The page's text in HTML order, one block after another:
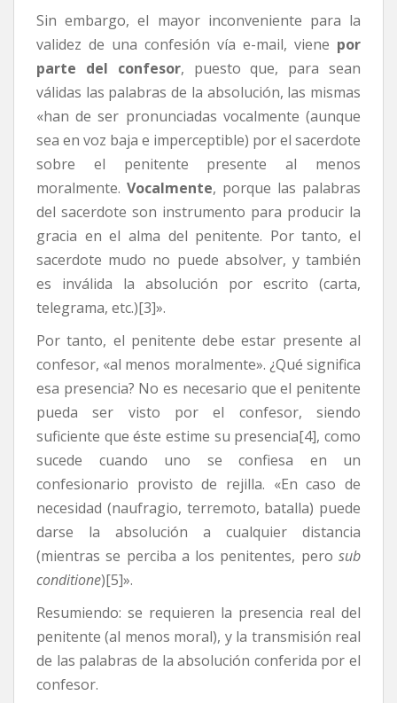
Sin embargo, el mayor inconveniente para la
validez de una confesión vía e-mail, viene por
parte del confesor, puesto que, para sean
válidas las palabras de la absolución, las mismas
«han de ser pronunciadas vocalmente (aunque
sea en voz baja e imperceptible) por el sacerdote
sobre el penitente presente al menos
moralmente. Vocalmente, porque las palabras
del sacerdote son instrumento para producir la
gracia en el alma del penitente. Por tanto, el
sacerdote mudo no puede absolver, y también
es inválida la absolución por escrito (carta,
telegrama, etc.)[3]».
Por tanto, el penitente debe estar presente al
confesor, «al menos moralmente». ¿Qué significa
esa presencia? No es necesario que el penitente
pueda ser visto por el confesor, siendo
suficiente que éste estime su presencia[4], como
sucede cuando uno se confiesa en un
confesionario provisto de rejilla. «En caso de
necesidad (naufragio, terremoto, batalla) puede
darse la absolución a cualquier distancia
(mientras se perciba a los penitentes, pero sub
conditione)[5]».
Resumiendo: se requieren la presencia real del
penitente (al menos moral), y la transmisión real
de las palabras de la absolución conferida por el
confesor.